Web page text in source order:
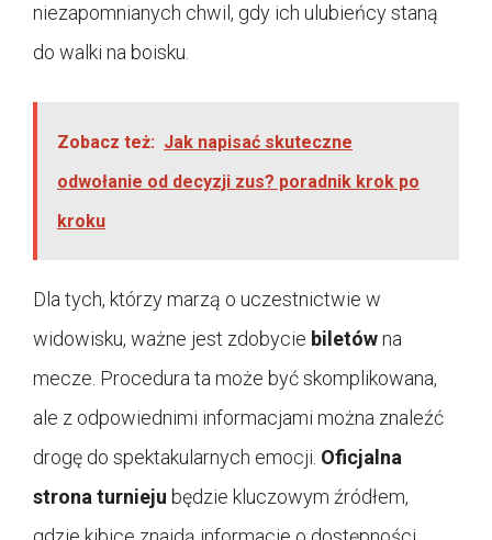
niezapomnianych chwil, gdy ich ulubieńcy staną
do walki na boisku.
Zobacz też: Jak napisać skuteczne
odwołanie od decyzji zus? poradnik krok po
kroku
Dla tych, którzy marzą o uczestnictwie w
widowisku, ważne jest zdobycie biletówna
mecze. Procedura ta może być skomplikowana,
ale z odpowiednimi informacjami można znaleźć
drogę do spektakularnych emocji. Oficjalna
strona turnieju będzie kluczowym źródłem,